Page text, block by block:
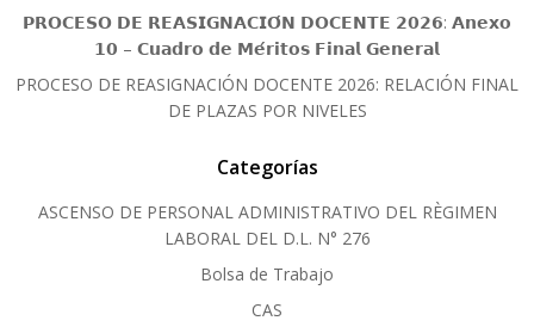
𝗣𝗥𝗢𝗖𝗘𝗦𝗢 𝗗𝗘 𝗥𝗘𝗔𝗦𝗜𝗚𝗡𝗔𝗖𝗜𝗢́𝗡 𝗗𝗢𝗖𝗘𝗡𝗧𝗘 𝟮𝟬𝟮𝟲: 𝗔𝗻𝗲𝘅𝗼
𝟭𝟬 – 𝗖𝘂𝗮𝗱𝗿𝗼 𝗱𝗲 𝗠𝗲́𝗿𝗶𝘁𝗼𝘀 𝗙𝗶𝗻𝗮𝗹 𝗚𝗲𝗻𝗲𝗿𝗮𝗹
PROCESO DE REASIGNACIÓN DOCENTE 2026: RELACIÓN FINAL
DE PLAZAS POR NIVELES
Categorías
ASCENSO DE PERSONAL ADMINISTRATIVO DEL RÈGIMEN
LABORAL DEL D.L. N° 276
Bolsa de Trabajo
CAS